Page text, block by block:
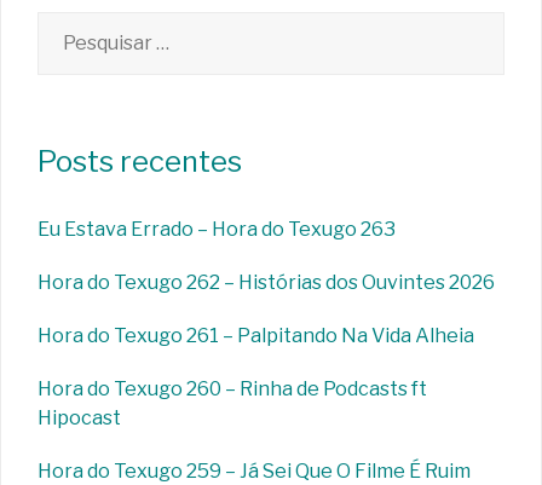
por:
Posts recentes
Eu Estava Errado – Hora do Texugo 263
Hora do Texugo 262 – Histórias dos Ouvintes 2026
Hora do Texugo 261 – Palpitando Na Vida Alheia
Hora do Texugo 260 – Rinha de Podcasts ft
Hipocast
Hora do Texugo 259 – Já Sei Que O Filme É Ruim